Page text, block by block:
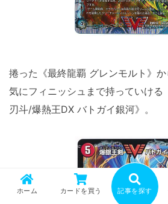
捲った《最終龍覇 グレンモルト》
気にフィニッシュまで持っていける
刃斗/爆熱王DX バトガイ銀河》。
ホーム カードを買う 記事を探す